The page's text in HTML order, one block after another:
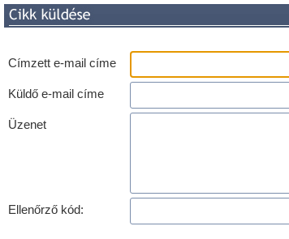
Címzett e-mail címe
Küldő e-mail címe
Üzenet
Ellenőrző kód: